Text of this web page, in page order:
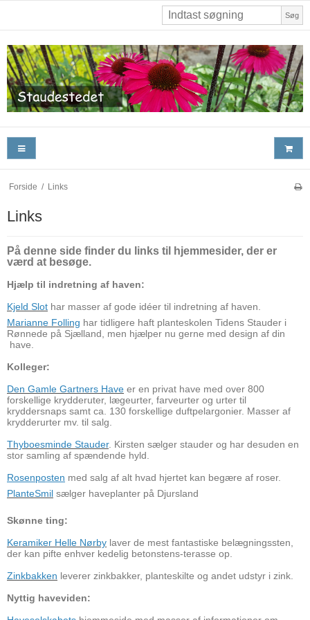
Søg
Forside / Links
Links
På denne side finder du links til hjemmesider, der er
værd at besøge.
Hjælp til indretning af haven:
Kjeld Slot har masser af gode idéer til indretning af haven.
Marianne Folling har tidligere haft planteskolen Tidens Stauder i
Rønnede på Sjælland, men hjælper nu gerne med design af din
have.
Kolleger:
Den Gamle Gartners Have er en privat have med over 800
forskellige krydderuter, lægeurter, farveurter og urter til
kryddersnaps samt ca. 130 forskellige duftpelargonier. Masser af
krydderurter mv. til salg.
Thyboesminde Stauder. Kirsten sælger stauder og har desuden en
stor samling af spændende hyld.
Rosenposten med salg af alt hvad hjertet kan begære af roser.
PlanteSmil sælger haveplanter på Djursland
Skønne ting:
Keramiker Helle Nørby laver de mest fantastiske belægningssten,
der kan pifte enhver kedelig betonstens-terasse op.
Zinkbakken leverer zinkbakker, planteskilte og andet udstyr i zink.
Nyttig haveviden: